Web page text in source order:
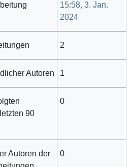
15:58, 3. Jan.
2024
2
Autoren 1
90
0
Autoren der
0